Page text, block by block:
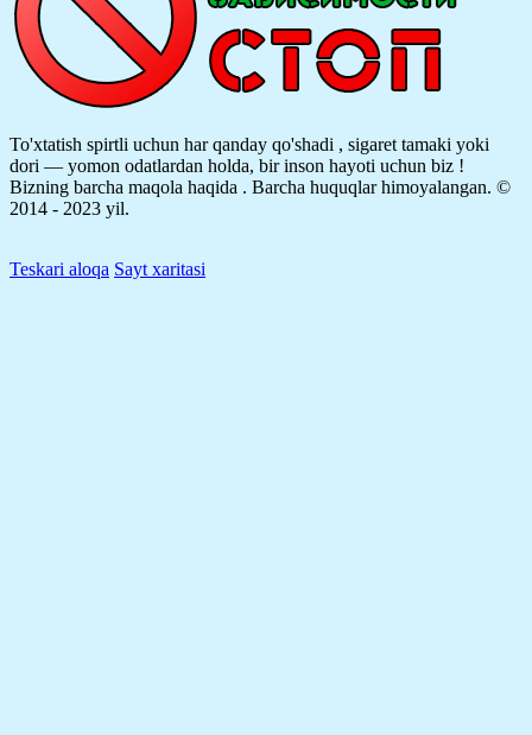
To'xtatish spirtli uchun har qanday qo'shadi , sigaret tamaki yoki
dori — yomon odatlardan holda, bir inson hayoti uchun biz !
Bizning barcha maqola haqida . Barcha huquqlar himoyalangan. ©
2014 - 2023 yil.
Teskari aloqa Sayt xaritasi